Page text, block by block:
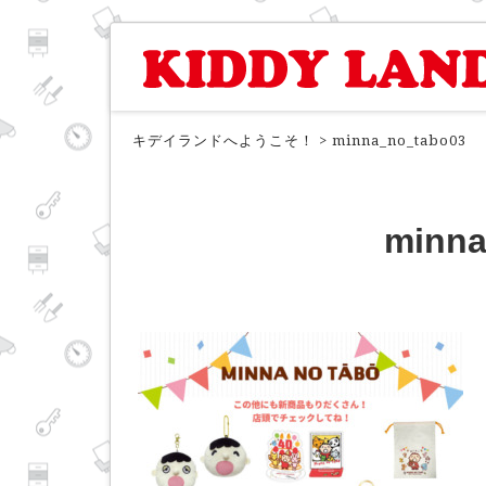
キデイランドへようこそ！ > minna_no_tabo03